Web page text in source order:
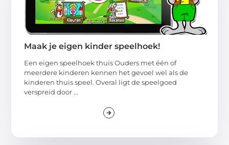
Maak je eigen kinder speelhoek!
Een eigen speelhoek thuis Ouders met één of
meerdere kinderen kennen het gevoel wel als de
kinderen thuis speel. Overal ligt de speelgoed
verspreid door ...